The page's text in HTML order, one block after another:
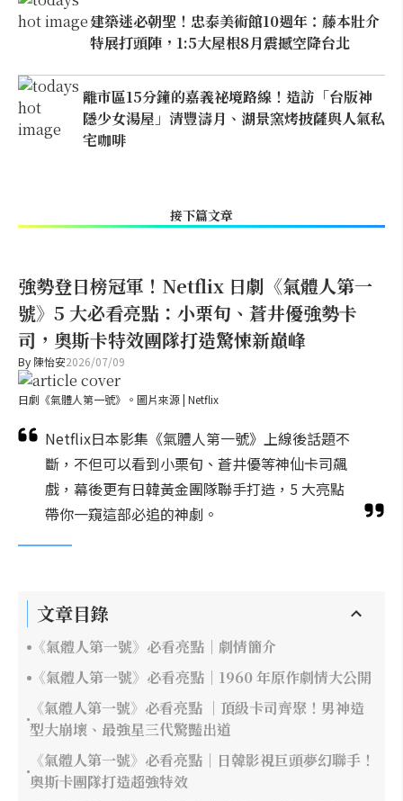
建築迷必朝聖！忠泰美術館10週年：藤本壯介
特展打頭陣，1:5大屋根8月震撼空降台北
離市區15分鐘的嘉義祕境路線！造訪「台版神
隱少女湯屋」清豐濤月、湖景窯烤披薩與人氣私
宅咖啡
接下篇文章
強勢登日榜冠軍！Netflix 日劇《氣體人第一
號》5 大必看亮點：小栗旬、蒼井優強勢卡
司，奧斯卡特效團隊打造驚悚新巔峰
By 陳怡安2026/07/09
日劇《氣體人第一號》。圖片來源 | Netflix
Netflix日本影集《氣體人第一號》上線後話題不
斷，不但可以看到小栗旬、蒼井優等神仙卡司飆
戲，幕後更有日韓黃金團隊聯手打造，5 大亮點
帶你一窺這部必追的神劇。
文章目錄
《氣體人第一號》必看亮點｜劇情簡介
《氣體人第一號》必看亮點｜1960 年原作劇情大公開
《氣體人第一號》必看亮點 ｜頂級卡司齊聚！男神造
型大崩壞、最強星三代驚豔出道
《氣體人第一號》必看亮點｜日韓影視巨頭夢幻聯手！
奧斯卡團隊打造超強特效